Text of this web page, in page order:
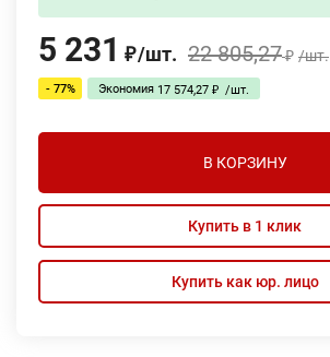
5 231 ₽/шт. 22 805,27 ₽ /шт.
- 77% Экономия 17 574,27 ₽ /шт.
В КОРЗИНУ
Купить в 1 клик
Купить как юр. лицо